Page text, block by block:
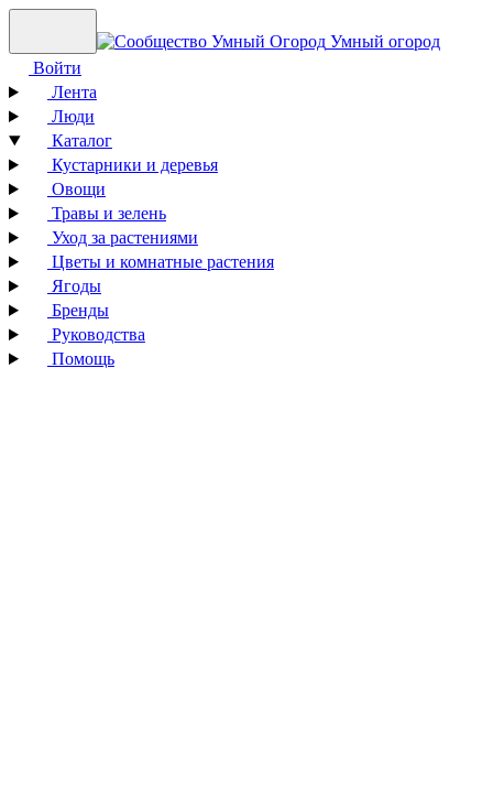
Умный огород
Войти
Лента
Люди
Каталог
Кустарники и деревья
Овощи
Травы и зелень
Уход за растениями
Цветы и комнатные растения
Ягоды
Бренды
Руководства
Помощь